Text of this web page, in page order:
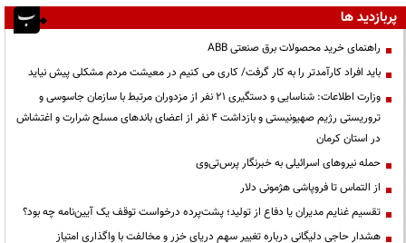
پربازدید ها
راهنمای خرید محصولات برق صنعتی ABB
باید افراد کارآمدتر را به کار گرفت/ کاری می کنیم در معیشت مردم مشکلی پیش نیاید
وزارت اطلاعات: شناسایی و دستگیری ۲۱ نفر از مزدوران مرتبط با سازمان جاسوسی و
تروریستی رژیم صهیونیستی و بازداشت ۴ نفر از اعضای باندهای مسلح شرارت و اغتشاش
در استان کرمان
حمله نیروهای اسرائیلی به خبرنگار پرس‌تی‌وی
از التماس تا فروپاشی هژمونی دلار
تقسیم غنایم مدیران یا دفاع از تولید؛ پشت‌پرده درخواست توقف یک آیین‌نامه چه بود؟
هشدار حاجی دلیگانی درباره تغییر سهم دریای خزر و مخالفت با واگذاری امتیاز